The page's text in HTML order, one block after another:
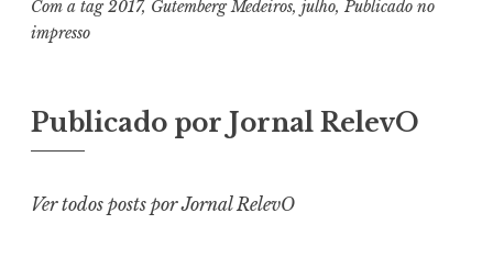
Com a tag2017, Gutemberg Medeiros, julho, Publicado no
impresso
Publicado por Jornal RelevO
Ver todos posts por Jornal RelevO